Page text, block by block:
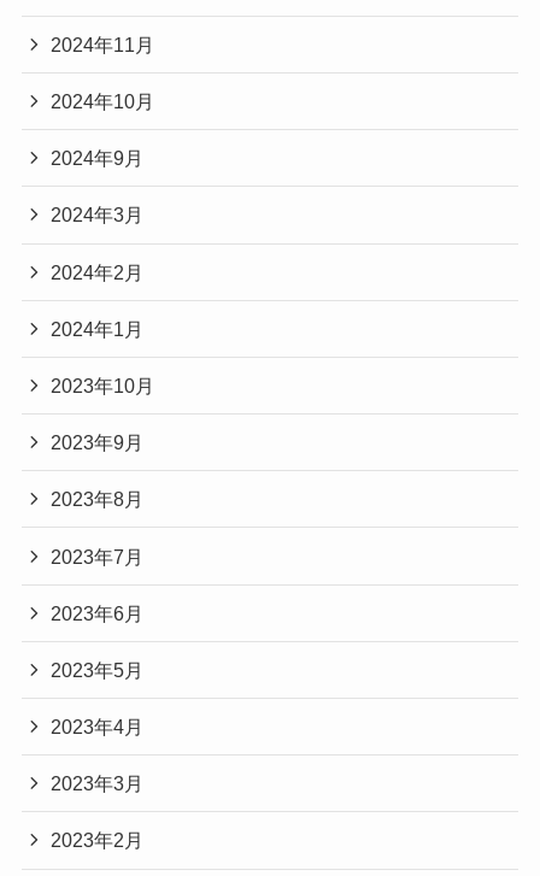
2024年11月
2024年10月
2024年9月
2024年3月
2024年2月
2024年1月
2023年10月
2023年9月
2023年8月
2023年7月
2023年6月
2023年5月
2023年4月
2023年3月
2023年2月